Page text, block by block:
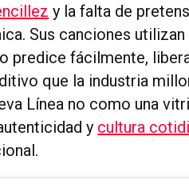
y la falta de
Sus canciones
predice fácilmente,
que la industria
Línea no como una
y cultura